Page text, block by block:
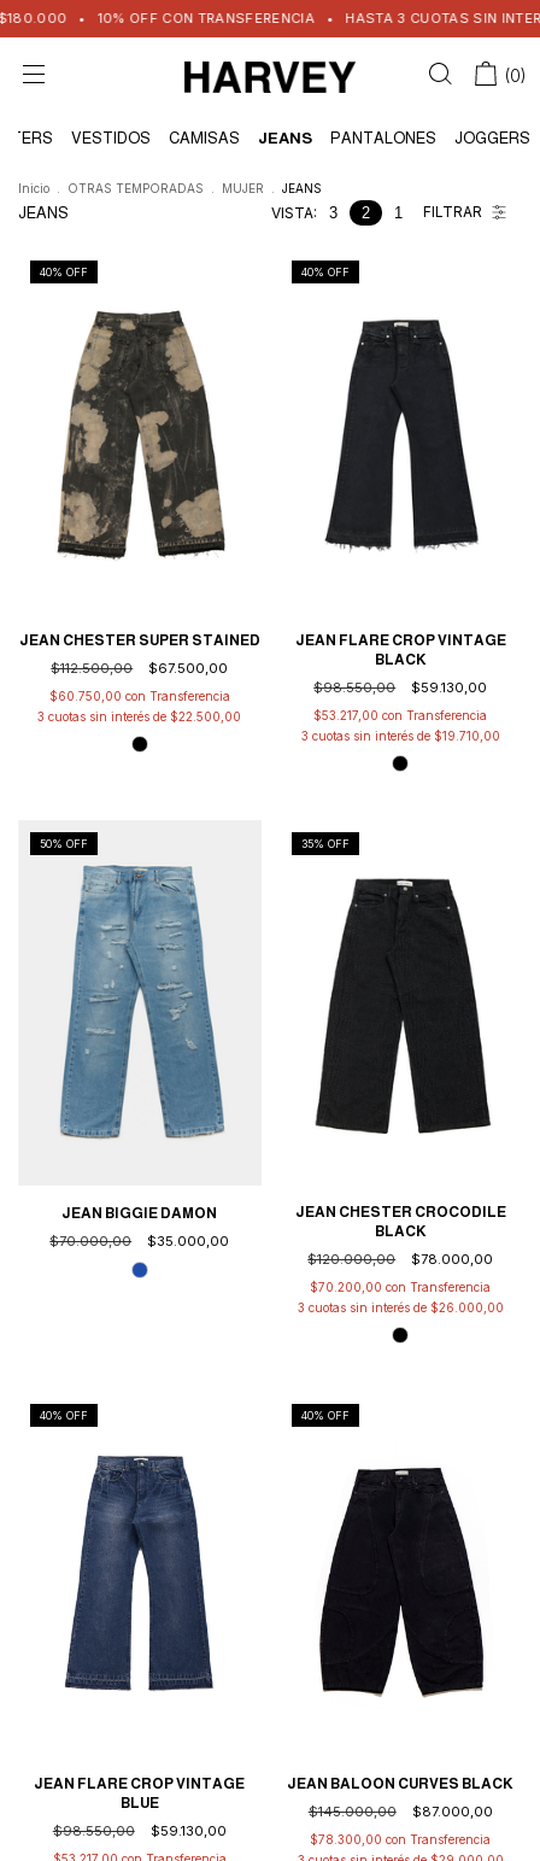
• 10% OFF CON TRANSFERENCIA • HASTA 3 CUOTAS SIN INTERES (
(0)
VESTIDOS CAMISAS JEANS PANTALONES JOGGERS
Inicio OTRAS TEMPORADAS MUJER JEANS
JEANS VISTA: 3 2 1 FILTRAR
40% OFF
JEAN CHESTER SUPER STAINED
$112.500,00
$67.500,00
$60.750,00 con
3 cuotas sin interés de $22.500,00
40% OFF
JEAN FLARE CROP VINTAGE
BLACK
$98.550,00
$59.130,00
$53.217,00con
3 cuotas sin interés de $19.710,00
50% OFF
JEAN BIGGIE DAMON
$70.000,00
$35.000,00
35% OFF
JEAN CHESTER CROCODILE
BLACK
$120.000,00
$78.000,00
$70.200,00con
3 cuotas sin interés de $26.000,00
40% OFF
JEAN FLARE CROP VINTAGE
BLUE
$98.550,00
$59.130,00
40% OFF
JEAN BALOON CURVES BLACK
$145.000,00
$87.000,00
$78.300,00con